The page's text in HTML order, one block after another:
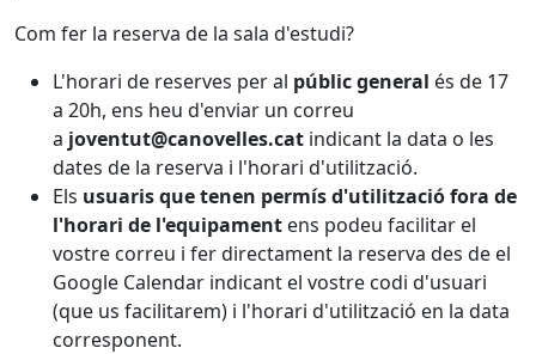
Com fer la reserva de la sala d'estudi?
L'horari de reserves per al públic general és de 17
a 20h, ens heu d'enviar un correu
a joventut@canovelles.cat indicant la data o les
dates de la reserva i l'horari d'utilització.
Els usuaris que tenen permís d'utilització fora de
l'horari de l'equipament ens podeu facilitar el
vostre correu i fer directament la reserva des de el
Google Calendar indicant el vostre codi d'usuari
(que us facilitarem) i l'horari d'utilització en la data
corresponent.